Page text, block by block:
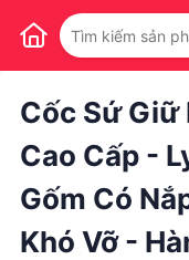
1 1
Cốc Sứ Giữ
Cao Cấp -
Gốm Có
Khó Vỡ -